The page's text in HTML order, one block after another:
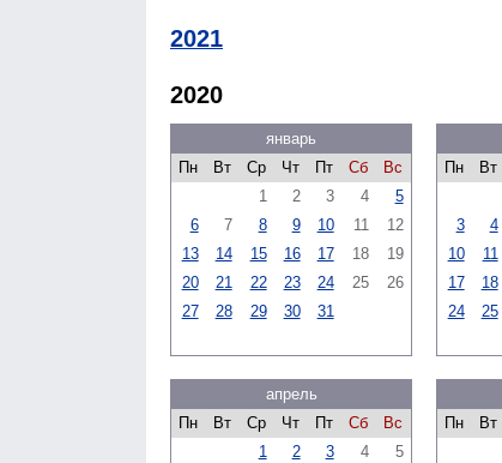
2021
2020
январь
Пн
Вт Ср Чт Пт Сб
Вс
1
2 3 4
5
6
7 8 9 10 11
12
13
14 15 16 17 18
19
20
21 22 23 24 25
26
27
28 29 30 31
Пн
Вт
3
4
10
11
17
18
24
25
апрель
Пн
Вт Ср Чт Пт Сб
Вс
1
2 3 4
5
Пн
Вт